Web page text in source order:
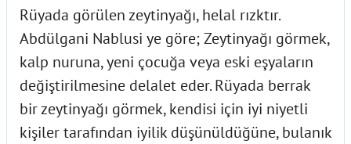
Rüyada görülen zeytinyağı, helal rızktır.
Abdülgani Nablusi ye göre; Zeytinyağı görmek,
kalp nuruna, yeni çocuğa veya eski eşyaların
değiştirilmesine delalet eder. Rüyada berrak
bir zeytinyağı görmek, kendisi için iyi niyetli
kişiler tarafından iyilik düşünüldüğüne, bulanık